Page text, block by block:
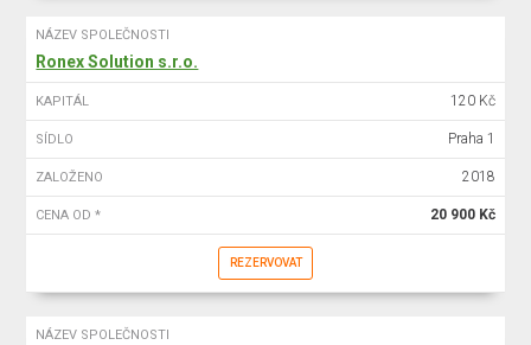
NÁZEV SPOLEČNOSTI
Ronex Solution s.r.o.
KAPITÁL 120 Kč
SÍDLO Praha 1
ZALOŽENO 2018
CENA OD * 20 900 Kč
REZERVOVAT
NÁZEV SPOLEČNOSTI